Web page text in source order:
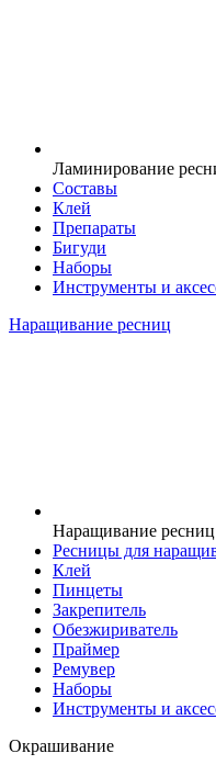
Ламинирование
Составы
Клей
Препараты
Бигуди
Наборы
Инструменты и
Наращивание ресниц
Наращивание ресниц
Ресницы для
Клей
Пинцеты
Закрепитель
Обезжириватель
Праймер
Ремувер
Наборы
Инструменты и
Окрашивание